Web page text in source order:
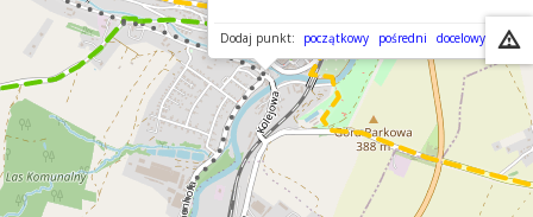
Dodaj punkt: początkowy pośredni docelowy